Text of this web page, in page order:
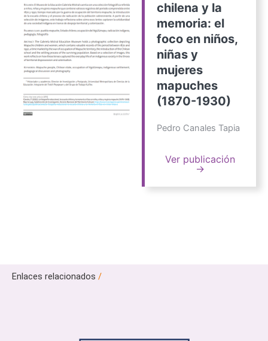
chilena y la
memoria: el
foco en niños,
niñas y
mujeres
mapuches
(1870-1930)
Pedro Canales Tapia
Ver publicación
→
Enlaces relacionados /